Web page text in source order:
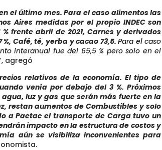
el último mes. Para el caso alimentos las
Aires medidas por el propio INDEC son
frente abril de 2021, Carnes y derivados
%, Café, té, yerba y cacao 73,5.Para el caso
interanual fue del 65,5 % pero solo en el
agregó
relativos de la economía. El tipo de
venía por debajo del 3 %. Próximos
luz y gas que serán más fuerte en la
restan aumentos de Combustibles y solo
a Paetac el transporte de Carga tuvo un
impacto en la estructura de costos y
aún se visibiliza inconvenientes para